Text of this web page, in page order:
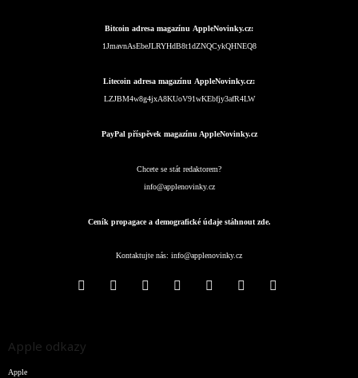
Bitcoin adresa magazínu AppleNovinky.cz:
1JmavnAsEbeJLRYHdB8t1dZNQCykQHNEQ8
Litecoin adresa magazínu AppleNovinky.cz:
LZJBM4w8g4jxA8KUoV91wKEbfjy3afR4LW
PayPal příspěvek magazínu AppleNovinky.cz
Chcete se stát redaktorem?
info@applenovinky.cz
Ceník propagace a demografické údaje stáhnout zde.
Kontaktujte nás: info@applenovinky.cz
Apple odkazy
Apple